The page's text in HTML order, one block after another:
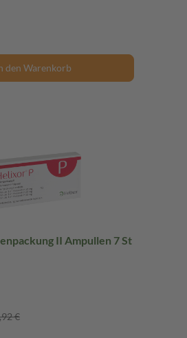
den Warenkorb
II Ampullen 7 St
€